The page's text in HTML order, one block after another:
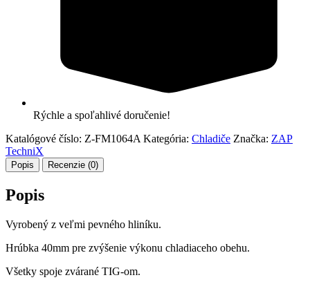
Rýchle a spoľahlivé doručenie!
Katalógové číslo: Z-FM1064A Kategória: Chladiče Značka: ZAP
TechniX
Popis Recenzie (0)
Popis
Vyrobený z veľmi pevného hliníku.
Hrúbka 40mm pre zvýšenie výkonu chladiaceho obehu.
Všetky spoje zvárané TIG-om.